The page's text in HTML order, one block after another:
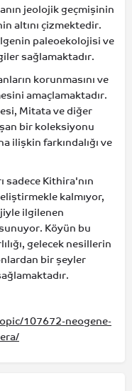
jeolojik geçmişinin
altını çizmektedir.
paleoekolojisi ve
sağlamaktadır.
korunmasını ve
amaçlamaktadır.
Mitata ve diğer
bir koleksiyonu
ilişkin farkındalığı ve
sadece Kithira'nın
kalmıyor,
ilgilenen
Köyün bu
gelecek nesillerin
bir şeyler
107672-neogene-